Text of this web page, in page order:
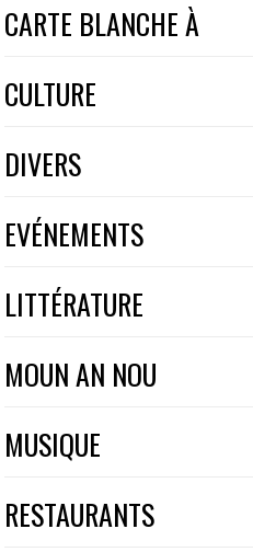
CARTE BLANCHE À
CULTURE
DIVERS
EVÉNEMENTS
LITTÉRATURE
MOUN AN NOU
MUSIQUE
RESTAURANTS